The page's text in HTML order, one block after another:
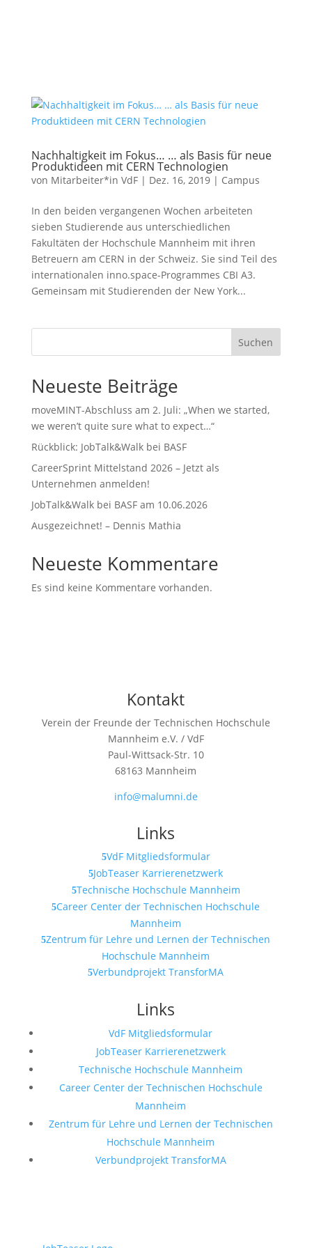
Nachhaltigkeit im Fokus… … als Basis für neue
Produktideen mit CERN Technologien
von Mitarbeiter*in VdF| Dez. 16, 2019| Campus
In den beiden vergangenen Wochen arbeiteten
sieben Studierende aus unterschiedlichen
Fakultäten der Hochschule Mannheim mit ihren
Betreuern am CERN in der Schweiz. Sie sind Teil des
internationalen inno.space-Programmes CBI A3.
Gemeinsam mit Studierenden der New York...
Suchen
Neueste Beiträge
moveMINT-Abschluss am 2. Juli: „When we started,
we weren’t quite sure what to expect…“
Rückblick: JobTalk&Walk bei BASF
CareerSprint Mittelstand 2026 – Jetzt als
Unternehmen anmelden!
JobTalk&Walk bei BASF am 10.06.2026
Ausgezeichnet! – Dennis Mathia
Neueste Kommentare
Es sind keine Kommentare vorhanden.
Kontakt
Verein der Freunde der Technischen Hochschule
Mannheim e.V. / VdF
Paul-Wittsack-Str. 10
68163 Mannheim
info@malumni.de
Links
VdF Mitgliedsformular
JobTeaser Karrierenetzwerk
Technische Hochschule Mannheim
Career Center der Technischen Hochschule
Mannheim
Zentrum für Lehre und Lernen der Technischen
Hochschule Mannheim
Verbundprojekt TransforMA
Links
VdF Mitgliedsformular
JobTeaser Karrierenetzwerk
Technische Hochschule Mannheim
Career Center der Technischen Hochschule
Mannheim
Zentrum für Lehre und Lernen der Technischen
Hochschule Mannheim
Verbundprojekt TransforMA